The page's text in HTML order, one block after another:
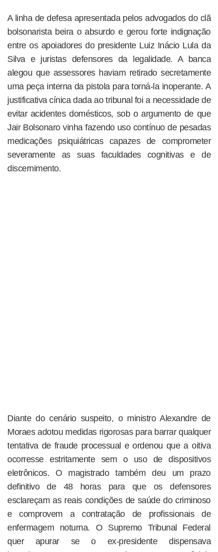
A linha de defesa apresentada pelos advogados do clã
bolsonarista beira o absurdo e gerou forte indignação
entre os apoiadores do presidente Luiz Inácio Lula da
Silva e juristas defensores da legalidade. A banca
alegou que assessores haviam retirado secretamente
uma peça interna da pistola para torná-la inoperante. A
justificativa cínica dada ao tribunal foi a necessidade de
evitar acidentes domésticos, sob o argumento de que
Jair Bolsonaro vinha fazendo uso contínuo de pesadas
medicações psiquiátricas capazes de comprometer
severamente as suas faculdades cognitivas e de
discernimento.
Diante do cenário suspeito, o ministro Alexandre de
Moraes adotou medidas rigorosas para barrar qualquer
tentativa de fraude processual e ordenou que a oitiva
ocorresse estritamente sem o uso de dispositivos
eletrônicos. O magistrado também deu um prazo
definitivo de 48 horas para que os defensores
esclareçam as reais condições de saúde do criminoso
e comprovem a contratação de profissionais de
enfermagem noturna. O Supremo Tribunal Federal
quer apurar se o ex-presidente dispensava